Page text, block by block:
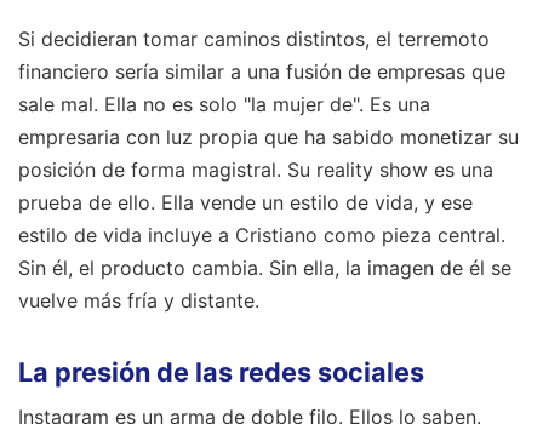
Si decidieran tomar caminos distintos, el terremoto
financiero sería similar a una fusión de empresas que
sale mal. Ella no es solo "la mujer de". Es una
empresaria con luz propia que ha sabido monetizar su
posición de forma magistral. Su reality show es una
prueba de ello. Ella vende un estilo de vida, y ese
estilo de vida incluye a Cristiano como pieza central.
Sin él, el producto cambia. Sin ella, la imagen de él se
vuelve más fría y distante.
La presión de las redes sociales
Instagram es un arma de doble filo. Ellos lo saben.